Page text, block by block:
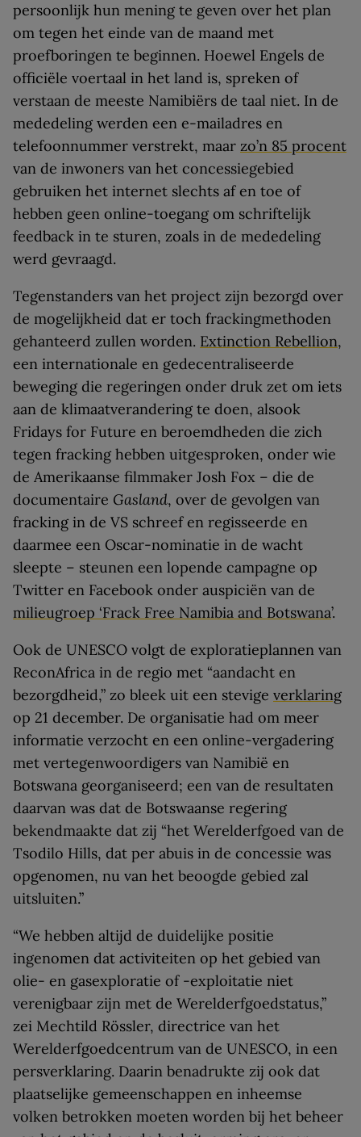
persoonlijk hun mening te geven over het plan
om tegen het einde van de maand met
proefboringen te beginnen. Hoewel Engels de
officiële voertaal in het land is, spreken of
verstaan de meeste Namibiërs de taal niet. In de
mededeling werden een e-mailadres en
telefoonnummer verstrekt, maar zo’n 85 procent
van de inwoners van het concessiegebied
gebruiken het internet slechts af en toe of
hebben geen online-toegang om schriftelijk
feedback in te sturen, zoals in de mededeling
werd gevraagd.
Tegenstanders van het project zijn bezorgd over
de mogelijkheid dat er toch frackingmethoden
gehanteerd zullen worden. Extinction Rebellion,
een internationale en gedecentraliseerde
beweging die regeringen onder druk zet om iets
aan de klimaatverandering te doen, alsook
Fridays for Future en beroemdheden die zich
tegen fracking hebben uitgesproken, onder wie
de Amerikaanse filmmaker Josh Fox – die de
documentaire Gasland, over de gevolgen van
fracking in de VS schreef en regisseerde en
daarmee een Oscar-nominatie in de wacht
sleepte – steunen een lopende campagne op
Twitter en Facebook onder auspiciën van de
milieugroep ‘Frack Free Namibia and Botswana’.
Ook de UNESCO volgt de exploratieplannen van
ReconAfrica in de regio met “aandacht en
bezorgdheid,” zo bleek uit een stevige verklaring
op 21 december. De organisatie had om meer
informatie verzocht en een online-vergadering
met vertegenwoordigers van Namibië en
Botswana georganiseerd; een van de resultaten
daarvan was dat de Botswaanse regering
bekendmaakte dat zij “het Werelderfgoed van de
Tsodilo Hills, dat per abuis in de concessie was
opgenomen, nu van het beoogde gebied zal
uitsluiten.”
“We hebben altijd de duidelijke positie
ingenomen dat activiteiten op het gebied van
olie- en gasexploratie of -exploitatie niet
verenigbaar zijn met de Werelderfgoedstatus,”
zei Mechtild Rössler, directrice van het
Werelderfgoedcentrum van de UNESCO, in een
persverklaring. Daarin benadrukte zij ook dat
plaatselijke gemeenschappen en inheemse
volken betrokken moeten worden bij het beheer